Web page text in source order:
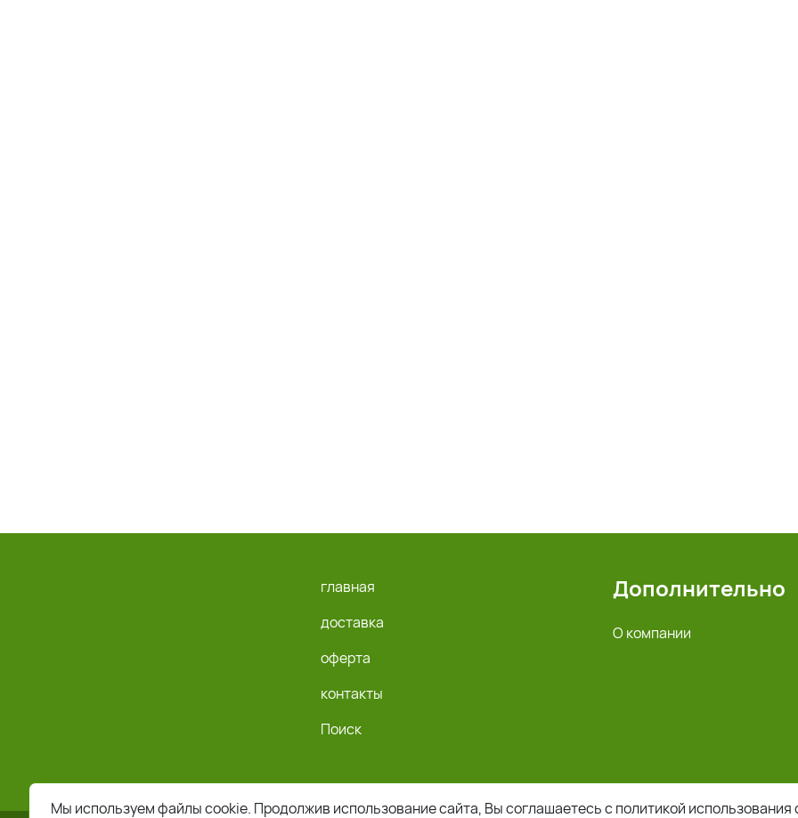
главная
доставка
оферта
контакты
Поиск
Дополнительно
О компании
Мы используем файлы cookie. Продолжив использование сайта, Вы соглашаетесь с политикой использования